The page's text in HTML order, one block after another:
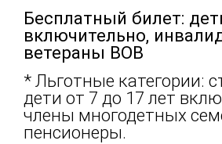
Бесплатный билет:
включительно,
ветераны ВОВ
* Льготные категории:
дети от 7 до 17 лет
члены многодетных
пенсионеры.